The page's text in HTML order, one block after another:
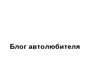
Блог автолюбителя